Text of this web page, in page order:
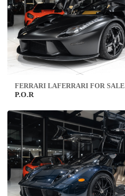
FERRARI LAFERRARI FOR SALE
P.O.R